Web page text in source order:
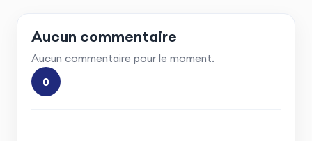
Aucun commentaire
Aucun commentaire pour le moment.
0